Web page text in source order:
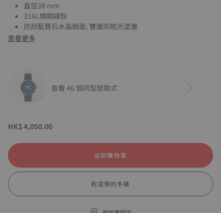
直徑38 mm
316L精鋼錶殼
防刮藍寶石水晶鏡面, 雙層防眩光塗層
查看更多
查看 46 個同型號款式
HK$ 4,050.00
加到購物車
到店預約手錶